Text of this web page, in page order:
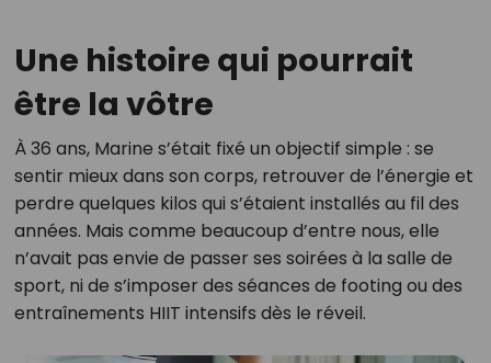
Une histoire qui pourrait
être la vôtre
À 36 ans, Marine s’était fixé un objectif simple : se
sentir mieux dans son corps, retrouver de l’énergie et
perdre quelques kilos qui s’étaient installés au fil des
années. Mais comme beaucoup d’entre nous, elle
n’avait pas envie de passer ses soirées à la salle de
sport, ni de s’imposer des séances de footing ou des
entraînements HIIT intensifs dès le réveil.